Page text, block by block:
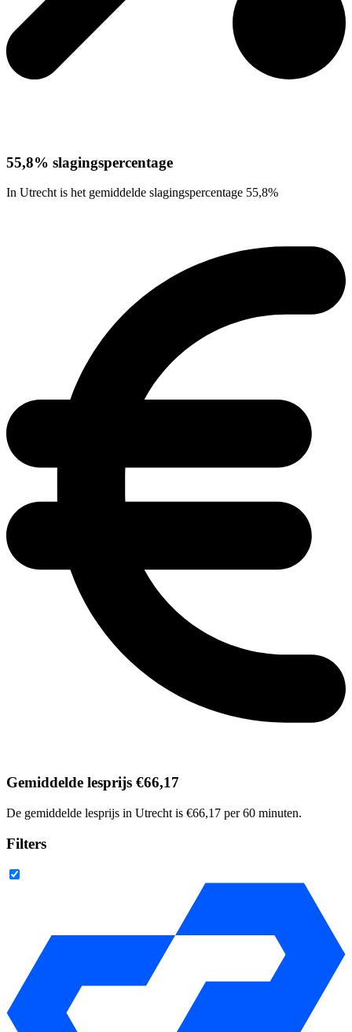
55,8% slagingspercentage
In Utrecht is het gemiddelde slagingspercentage 55,8%
Gemiddelde lesprijs €66,17
De gemiddelde lesprijs in Utrecht is €66,17 per 60 minuten.
Filters